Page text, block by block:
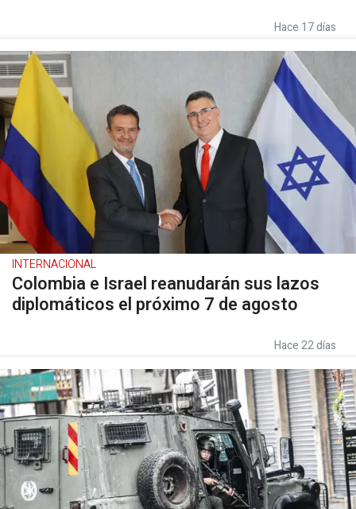
Hace 17 días
INTERNACIONAL
Colombia e Israel reanudarán sus lazos
diplomáticos el próximo 7 de agosto
Hace 22 días